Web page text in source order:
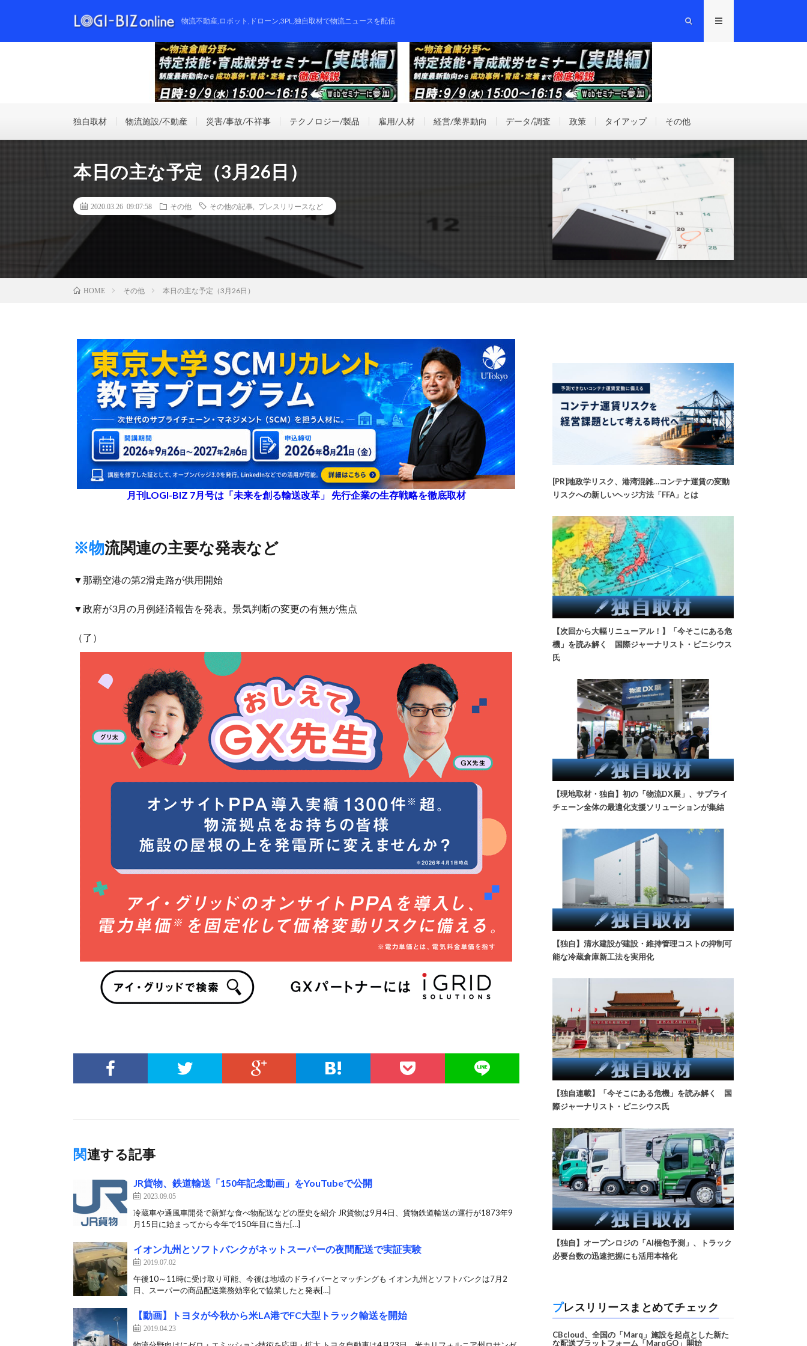
物流不動産,ロボット,ドローン,3PL,独自取材で物流ニュースを配信
独自取材 物流施設/不動産 災害/事故/不祥事 テクノロジー/製品 雇用/人材 経営/業界動向 データ/調査 政策 タイアップ その他
本日の主な予定（3月26日）
2020.03.26 09:07:58 その他 その他の記事 プレスリリースなど
HOME その他 本日の主な予定（3月26日）
月刊LOGI-BIZ 7月号は「未来を創る輸送改革」 先行企業の生存戦略を徹底取材
※物流関連の主要な発表など
▼那覇空港の第2滑走路が供用開始
▼政府が3月の月例経済報告を発表。景気判断の変更の有無が焦点
（了）
関連する記事
JR貨物、鉄道輸送「150年記念動画」をYouTubeで公開
2023.09.05
冷蔵車や通風車開発で新鮮な食べ物配送などの歴史を紹介 JR貨物は9月4日、貨物鉄道輸送の運行が1873年9
月15日に始まってから今年で150年目に当た[…]
イオン九州とソフトバンクがネットスーパーの夜間配送で実証実験
2019.07.02
午後10～11時に受け取り可能、今後は地域のドライバーとマッチングも イオン九州とソフトバンクは7月2
日、スーパーの商品配送業務効率化で協業したと発表[…]
【動画】トヨタが今秋から米LA港でFC大型トラック輸送を開始
2019.04.23
[PR]地政学リスク、港湾混雑…コンテナ運賃の変動
リスクへの新しいヘッジ方法「FFA」とは
【次回から大幅リニューアル！】「今そこにある危
機」を読み解く 国際ジャーナリスト・ビニシウス
氏
【現地取材・独自】初の「物流DX展」、サプライ
チェーン全体の最適化支援ソリューションが集結
【独自】清水建設が建設・維持管理コストの抑制可
能な冷蔵倉庫新工法を実用化
【独自連載】「今そこにある危機」を読み解く 国
際ジャーナリスト・ビニシウス氏
【独自】オープンロジの「AI梱包予測」、トラック
必要台数の迅速把握にも活用本格化
プレスリリースまとめてチェック
CBcloud、全国の「Marq」施設を起点とした新た
な配送プラットフォーム「MarqGO」開始